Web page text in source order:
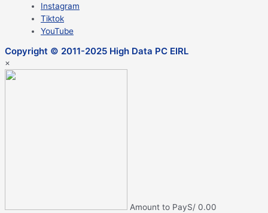
Instagram
Tiktok
YouTube
Copyright © 2011-2025 High Data PC EIRL
×
Amount to PayS/ 0.00